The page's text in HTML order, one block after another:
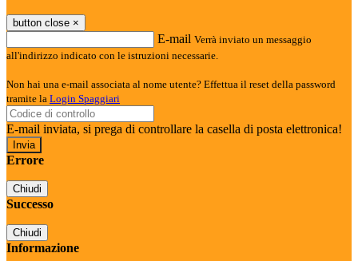
button close ×
E-mail Verrà inviato un messaggio
all'indirizzo indicato con le istruzioni necessarie.
Non hai una e-mail associata al nome utente? Effettua il reset della password
tramite la Login Spaggiari
E-mail inviata, si prega di controllare la casella di posta elettronica!
Errore
Chiudi
Successo
Chiudi
Informazione